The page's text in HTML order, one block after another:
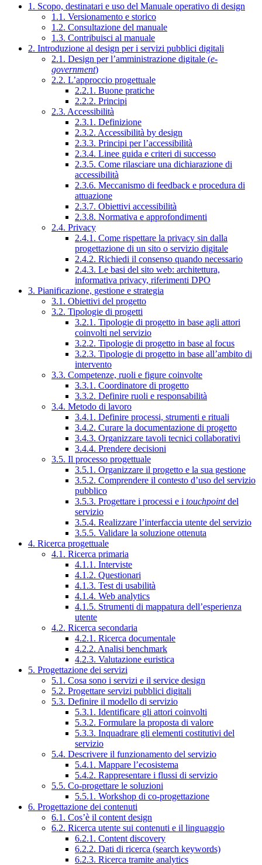
1. Scopo, destinatari e uso del Manuale operativo di design
1.1. Versionamento e storico
1.2. Consultazione del manuale
1.3. Contribuisci al manuale
2. Introduzione al design per i servizi pubblici digitali
2.1. Design per l’amministrazione digitale (e-
government)
2.2. L’approccio progettuale
2.2.1. Buone pratiche
2.2.2. Principi
2.3. Accessibilità
2.3.1. Definizione
2.3.2. Accessibilità by design
2.3.3. Principi per l’accessibilità
2.3.4. Linee guida e criteri di successo
2.3.5. Come rilasciare una dichiarazione di
accessibilità
2.3.6. Meccanismo di feedback e procedura di
attuazione
2.3.7. Obiettivi accessibilità
2.3.8. Normativa e approfondimenti
2.4. Privacy
2.4.1. Come rispettare la privacy sin dalla
progettazione di un sito o servizio digitale
2.4.2. Richiedi il consenso quando necessario
2.4.3. Le basi del sito web: architettura,
informativa privacy, riferimenti DPO
3. Pianificazione, gestione e strategia
3.1. Obiettivi del progetto
3.2. Tipologie di progetti
3.2.1. Tipologie di progetto in base agli attori
coinvolti nel servizio
3.2.2. Tipologie di progetto in base al focus
3.2.3. Tipologie di progetto in base all’ambito di
intervento
3.3. Competenze, ruoli e figure coinvolte
3.3.1. Coordinatore di progetto
3.3.2. Definire ruoli e responsabilità
3.4. Metodo di lavoro
3.4.1. Definire processi, strumenti e rituali
3.4.2. Curare la documentazione di progetto
3.4.3. Organizzare tavoli tecnici collaborativi
3.4.4. Prendere decisioni
3.5. Il processo progettuale
3.5.1. Organizzare il progetto e la sua gestione
3.5.2. Comprendere il contesto d’uso del servizio
pubblico
3.5.3. Progettare i processi e i touchpointdel
servizio
3.5.4. Realizzare l’interfaccia utente del servizio
3.5.5. Validare la soluzione ottenuta
4. Ricerca progettuale
4.1. Ricerca primaria
4.1.1. Interviste
4.1.2. Questionari
4.1.3. Test di usabilità
4.1.4. Web analytics
4.1.5. Strumenti di mappatura dell’esperienza
utente
4.2. Ricerca secondaria
4.2.1. Ricerca documentale
4.2.2. Analisi benchmark
4.2.3. Valutazione euristica
5. Progettazione dei servizi
5.1. Cosa sono i servizi e il service design
5.2. Progettare servizi pubblici digitali
5.3. Definire il modello di servizio
5.3.1. Identificare gli attori coinvolti
5.3.2. Formulare la proposta di valore
5.3.3. Inquadrare gli elementi costitutivi del
servizio
5.4. Descrivere il funzionamento del servizio
5.4.1. Mappare l’ecosistema
5.4.2. Rappresentare i flussi di servizio
5.5. Co-progettare le soluzioni
5.5.1. Workshop di co-progettazione
6. Progettazione dei contenuti
6.1. Cos’è il content design
6.2. Ricerca utente sui contenuti e il linguaggio
6.2.1. Content discovery
6.2.2. Dati di ricerca (search keywords)
6.2.3. Ricerca tramite analytics